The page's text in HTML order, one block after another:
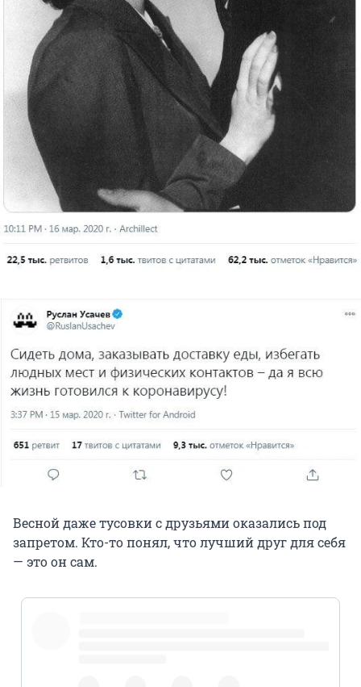
Весной даже тусовки с друзьями оказались под
запретом. Кто-то понял, что лучший друг для себя
— это он сам.